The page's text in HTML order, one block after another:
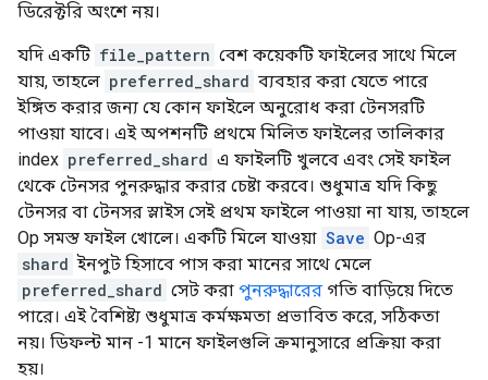
ডিরেক্টরি অংশে নয়।
যদি একটি file_pattern বেশ কয়েকটি ফাইলের সাথে মিলে
যায়, তাহলে preferred_shard ব্যবহার করা যেতে পারে
ইঙ্গিত করার জন্য যে কোন ফাইলে অনুরোধ করা টেনসরটি
পাওয়া যাবে। এই অপশনটি প্রথমে মিলিত ফাইলের তালিকার
index preferred_shard এ ফাইলটি খুলবে এবং সেই ফাইল
থেকে টেনসর পুনরুদ্ধার করার চেষ্টা করবে। শুধুমাত্র যদি কিছু
টেনসর বা টেনসর স্লাইস সেই প্রথম ফাইলে পাওয়া না যায়, তাহলে
Op সমস্ত ফাইল খোলে। একটি মিলে যাওয়া Save Op-এর
shard ইনপুট হিসাবে পাস করা মানের সাথে মেলে
preferred_shard সেট করা পুনরুদ্ধারের গতি বাড়িয়ে দিতে
পারে। এই বৈশিষ্ট্য শুধুমাত্র কর্মক্ষমতা প্রভাবিত করে, সঠিকতা
নয়। ডিফল্ট মান -1 মানে ফাইলগুলি ক্রমানুসারে প্রক্রিয়া করা
হয়।